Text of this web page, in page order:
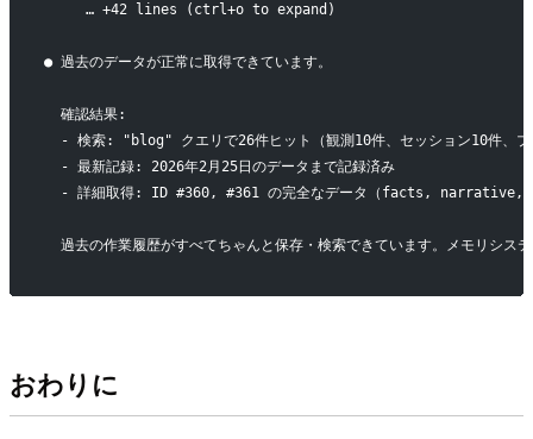
     … +42 lines (ctrl+o to expand)
● 過去のデータが正常に取得できています。
  確認結果:
- 検索: "blog" クエリで26件ヒット（観測10件、セッション10件、プ
  - 最新記録: 2026年2月25日のデータまで記録済み
- 詳細取得: ID #360, #361 の完全なデータ（facts, narrative,
過去の作業履歴がすべてちゃんと保存・検索できています。メモリシス
おわりに